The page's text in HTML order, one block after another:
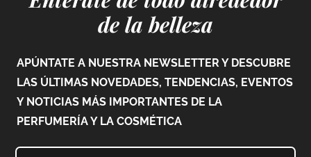
de la belleza
APÚNTATE A NUESTRA NEWSLETTER Y DESCUBRE
LAS ÚLTIMAS NOVEDADES, TENDENCIAS, EVENTOS
Y NOTICIAS MÁS IMPORTANTES DE LA
PERFUMERÍA Y LA COSMÉTICA